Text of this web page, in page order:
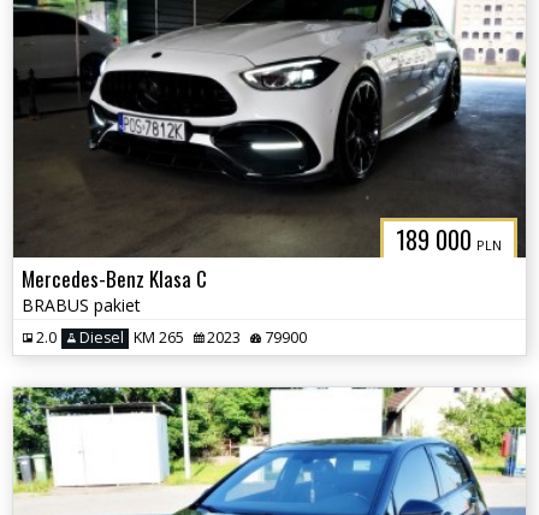
189 000 PLN
Mercedes-Benz Klasa C
BRABUS pakiet
2.0 Diesel KM 265 2023 79900